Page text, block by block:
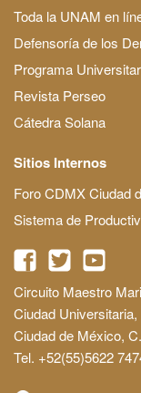
Toda la UNAM en
Defensoría de los
Programa
Revista Perseo
Cátedra Solana
Sitios Internos
Foro CDMX Ciudad
Sistema de
Circuito Maestro
Ciudad
Ciudad de México,
Tel. +52(55)5622